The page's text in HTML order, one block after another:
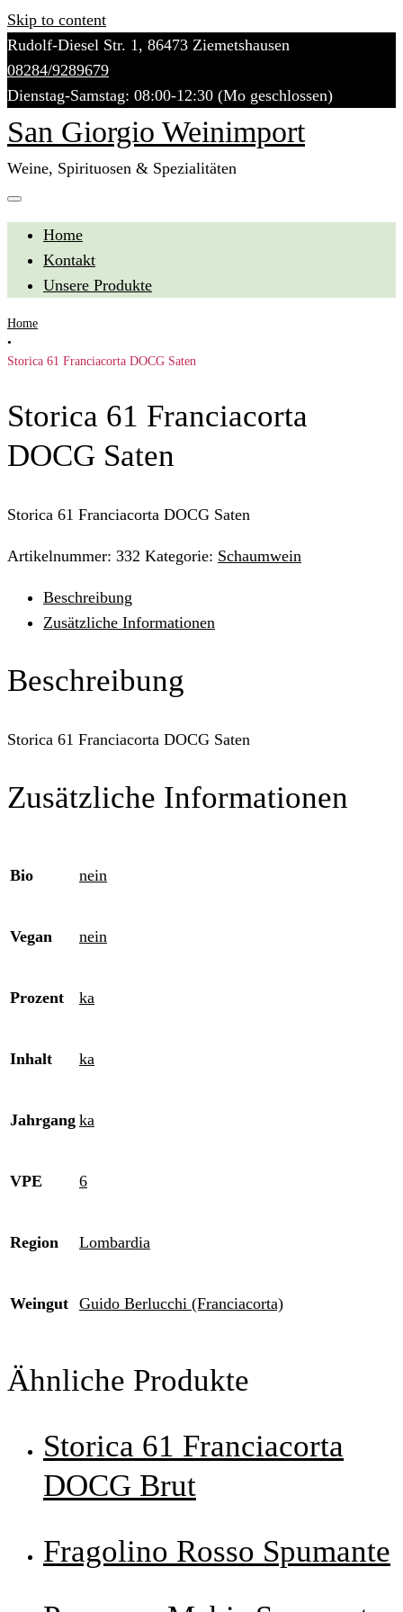
Skip to content
Rudolf-Diesel Str. 1, 86473 Ziemetshausen
08284/9289679
Dienstag-Samstag: 08:00-12:30 (Mo geschlossen)
San Giorgio Weinimport
Weine, Spirituosen & Spezialitäten
Home
Kontakt
Unsere Produkte
Home
•
Storica 61 Franciacorta DOCG Saten
Storica 61 Franciacorta
DOCG Saten
Storica 61 Franciacorta DOCG Saten
Artikelnummer: 332 Kategorie: Schaumwein
Beschreibung
Zusätzliche Informationen
Beschreibung
Storica 61 Franciacorta DOCG Saten
Zusätzliche Informationen
Bio nein
Vegan nein
Prozent ka
Inhalt ka
Jahrgang ka
VPE 6
Region Lombardia
Weingut Guido Berlucchi (Franciacorta)
Ähnliche Produkte
Storica 61 Franciacorta
DOCG Brut
Fragolino Rosso Spumante